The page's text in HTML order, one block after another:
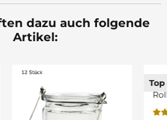
dazu auch folgende
Artikel:
Aluminiumdraht 50 m
Rolle, silber